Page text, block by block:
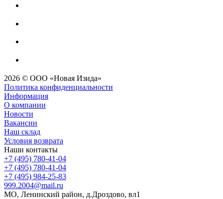
2026 © ООО «Новая Изида»
Политика конфиденциальности
Информация
О компании
Новости
Вакансии
Наш склад
Условия возврата
Наши контакты
+7 (495) 780-41-04
+7 (495) 780-41-04
+7 (495) 984-25-83
999.2004@mail.ru
МО, Ленинский район, д.Дроздово, вл1